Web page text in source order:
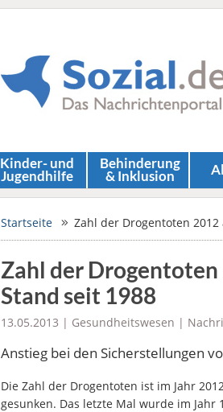
Kinder- und
Jugendhilfe
Behinderung
& Inklusion
Startseite Zahl der Drogentoten
Zahl der
Stand seit 1988
13.05.2013 | Gesundheitswesen |
Anstieg bei den Sicherstellungen
Die Zahl der Drogentoten ist im Jahr
gesunken. Das letzte Mal wurde im